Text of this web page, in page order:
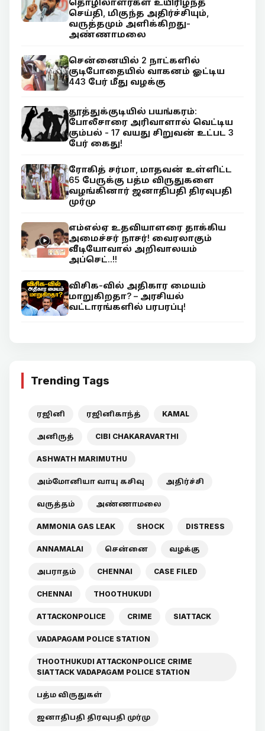
தொழிலாளர்கள் உயிரிழந்த
செய்தி, மிகுந்த அதிர்ச்சியும்,
வருத்தமும் அளிக்கிறது-
அண்ணாமலை
சென்னையில் 2 நாட்களில்
குடிபோதையில் வாகனம் ஓட்டிய
443 பேர் மீது வழக்கு
தூத்துக்குடியில் பயங்கரம்:
போலீசாரை அரிவாளால் வெட்டிய
கும்பல் - 17 வயது சிறுவன் உட்பட 3
பேர் கைது!
ரோகித் சர்மா, மாதவன் உள்ளிட்ட
65 பேருக்கு பத்ம விருதுகளை
வழங்கினார் ஜனாதிபதி திரவுபதி
முர்மு
எம்எல்ஏ உதவியாளரை தாக்கிய
அமைச்சர் நாசர்! வைரலாகும்
வீடியோவால் அறிவாலயம்
அப்செட்..!!
விசிக-வில் அதிகார மையம்
மாறுகிறதா? – அரசியல்
வட்டாரங்களில் பரபரப்பு!
Trending Tags
ரஜினி ரஜினிகாந்த் KAMAL
அனிருத் CIBI CHAKARAVARTHI
ASHWATH MARIMUTHU
அம்மோனியா வாயு கசிவு அதிர்ச்சி
வருத்தம் அண்ணாமலை
AMMONIA GAS LEAK SHOCK DISTRESS
ANNAMALAI சென்னை வழக்கு
அபராதம் CHENNAI CASE FILED
CHENNAI THOOTHUKUDI
ATTACKONPOLICE CRIME SIATTACK
VADAPAGAM POLICE STATION
THOOTHUKUDI ATTACKONPOLICE CRIME
SIATTACK VADAPAGAM POLICE STATION
பத்ம விருதுகள்
ஜனாதிபதி திரவுபதி முர்மு